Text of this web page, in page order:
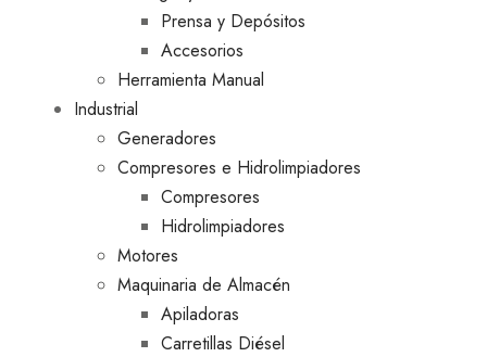
Prensa y Depósitos
Accesorios
Herramienta Manual
Industrial
Generadores
Compresores e Hidrolimpiadores
Compresores
Hidrolimpiadores
Motores
Maquinaria de Almacén
Apiladoras
Carretillas Diésel